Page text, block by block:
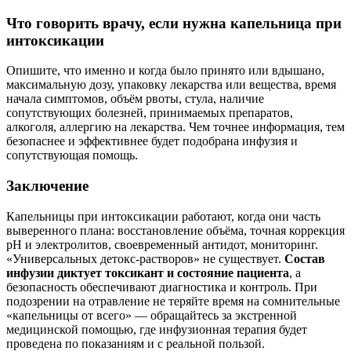
Что говорить врачу, если нужна капельница при
интоксикации
Опишите, что именно и когда было принято или вдышано,
максимальную дозу, упаковку лекарства или вещества, время
начала симптомов, объём рвоты, стула, наличие
сопутствующих болезней, принимаемых препаратов,
алкоголя, аллергию на лекарства. Чем точнее информация, тем
безопаснее и эффективнее будет подобрана инфузия и
сопутствующая помощь.
Заключение
Капельницы при интоксикации работают, когда они часть
выверенного плана: восстановление объёма, точная коррекция
pH и электролитов, своевременный антидот, мониторинг.
«Универсальных детокс‑растворов» не существует. Состав
инфузии диктует токсикант и состояние пациента, а
безопасность обеспечивают диагностика и контроль. При
подозрении на отравление не теряйте время на сомнительные
«капельницы от всего» — обращайтесь за экстренной
медицинской помощью, где инфузионная терапия будет
проведена по показаниям и с реальной пользой.